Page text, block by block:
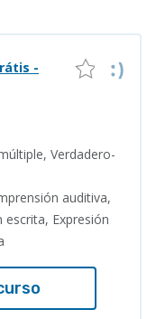
-
Verdadero-
auditiva,
Expresión